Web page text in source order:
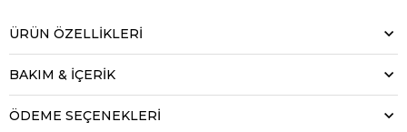
ÜRÜN ÖZELLIKLERI
BAKIM & İÇERİK
ÖDEME SEÇENEKLERI